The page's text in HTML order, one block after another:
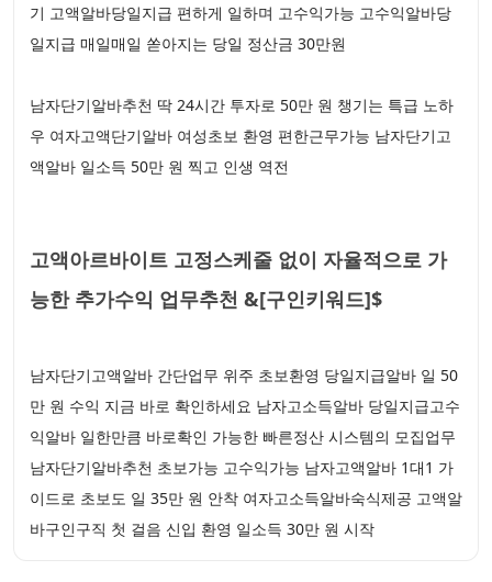
기 고액알바당일지급 편하게 일하며 고수익가능 고수익알바당
일지급 매일매일 쏟아지는 당일 정산금 30만원
남자단기알바추천 딱 24시간 투자로 50만 원 챙기는 특급 노하
우 여자고액단기알바 여성초보 환영 편한근무가능 남자단기고
액알바 일소득 50만 원 찍고 인생 역전
고액아르바이트 고정스케줄 없이 자율적으로 가
능한 추가수익 업무추천 &[구인키워드]$
남자단기고액알바 간단업무 위주 초보환영 당일지급알바 일 50
만 원 수익 지금 바로 확인하세요 남자고소득알바 당일지급고수
익알바 일한만큼 바로확인 가능한 빠른정산 시스템의 모집업무
남자단기알바추천 초보가능 고수익가능 남자고액알바 1대1 가
이드로 초보도 일 35만 원 안착 여자고소득알바숙식제공 고액알
바구인구직 첫 걸음 신입 환영 일소득 30만 원 시작